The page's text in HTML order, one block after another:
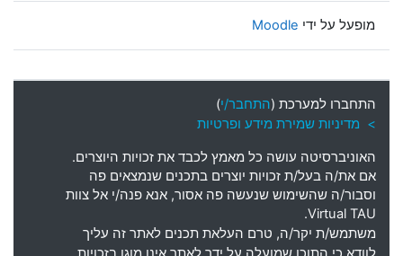
מופעל על ידי Moodle
התחברו למערכת (התחבר/י)
> מדיניות שמירת מידע ופרטיות
האוניברסיטה עושה כל מאמץ לכבד את זכויות היוצרים.
אם את/ה בעל/ת זכויות יוצרים בתכנים שנמצאים פה
וסבור/ה שהשימוש שנעשה פה אסור, אנא פנה/י אל צוות
Virtual TAU.
משתמש/ת יקר/ה, טרם העלאת תכנים לאתר זה עליך